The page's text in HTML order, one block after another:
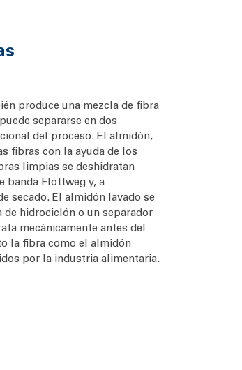
produce una mezcla de fibra
separarse en dos
del proceso. El almidón,
fibras con la ayuda de los
limpias se deshidratan
banda Flottweg y, a
secado. El almidón lavado se
hidrociclón o un separador
mecánicamente antes del
la fibra como el almidón
por la industria alimentaria.